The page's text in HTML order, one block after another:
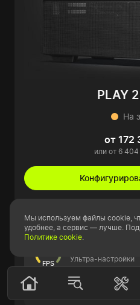
PLAY
На
от 172
или от 6
FPS Ультра-настройки
Видеокарта
Мы используем файлы cookie,
удобнее, а сервис — лучше.
Политике cookie.